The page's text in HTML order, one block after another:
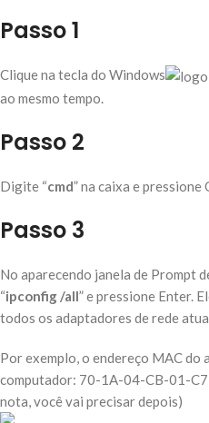
Passo 1
Clique na tecla do Windows
ao mesmo tempo.
Passo 2
Digite “cmd” na caixa e pressione
Passo 3
No aparecendo janela de Prompt
“ipconfig /all” e pressione Enter.
todos os adaptadores de rede
Por exemplo, o endereço MAC
computador: 70-1A-04-CB-01-C7
nota, você vai precisar depois)